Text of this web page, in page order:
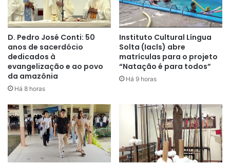
D. Pedro José Conti: 50
anos de sacerdócio
dedicados à
evangelização e ao povo
da amazônia
Há 8 horas
Instituto Cultural Língua
Solta (Iacls) abre
matrículas para o projeto
“Natação é para todos”
Há 9 horas